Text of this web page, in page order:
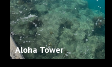
Aloha Tower